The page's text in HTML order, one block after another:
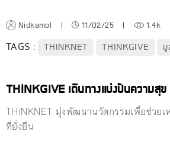
Nidkamol | 11/02/25 | 1.4k
TAGS : THINKNET THINKGIVE
THiNKGIVE เดินทางแบ่งปันความ
THiNKNET มุ่งพัฒนานวัตกรรมเพื่อช่วย
ที่ยั่งยืน